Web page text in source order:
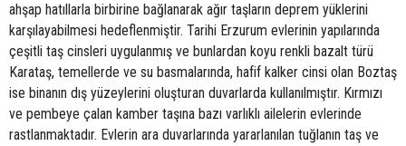
ahşap hatıllarla birbirine bağlanarak ağır taşların deprem yüklerini
karşılayabilmesi hedeflenmiştir. Tarihi Erzurum evlerinin yapılarında
çeşitli taş cinsleri uygulanmış ve bunlardan koyu renkli bazalt türü
Karataş, temellerde ve su basmalarında, hafif kalker cinsi olan Boztaş
ise binanın dış yüzeylerini oluşturan duvarlarda kullanılmıştır. Kırmızı
ve pembeye çalan kamber taşına bazı varlıklı ailelerin evlerinde
rastlanmaktadır. Evlerin ara duvarlarında yararlanılan tuğlanın taş ve